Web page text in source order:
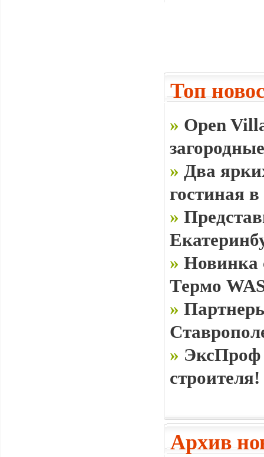
Топ
» Open
» Два
гостиная
»
» Новинка
Термо
»
» ЭксПроф
строителя!
Архив